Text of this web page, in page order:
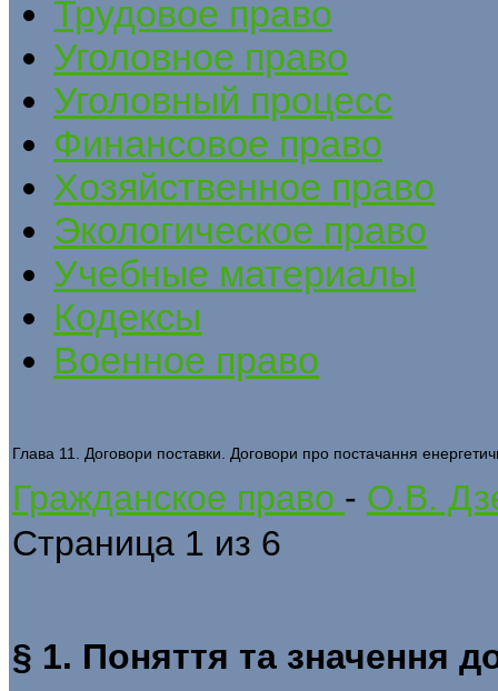
Трудовое право
Уголовное право
Уголовный процесс
Финансовое право
Хозяйственное право
Экологическое право
Учебные материалы
Кодексы
Военное право
Глава 11. Договори поставки. Договори про постачання
Гражданское право - О.В.
Страница 1 из 6
§ 1. Поняття та значення